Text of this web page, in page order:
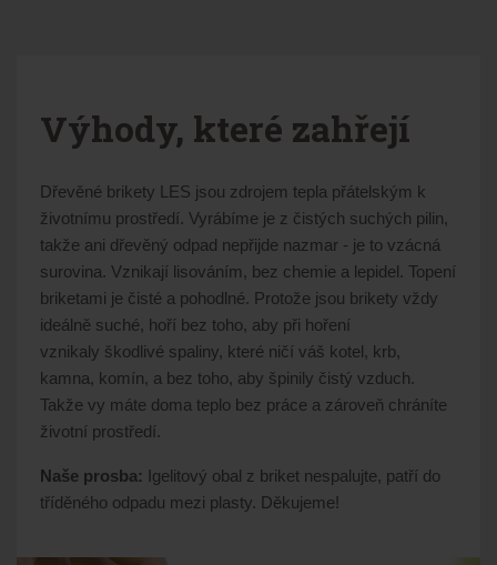
Výhody, které zahřejí
Dřevěné brikety LES jsou zdrojem tepla přátelským k
životnímu prostředí. Vyrábíme je z čistých suchých pilin,
takže ani dřevěný odpad nepřijde nazmar - je to vzácná
surovina. Vznikají lisováním, bez chemie a lepidel. Topení
briketami je čisté a pohodlné. Protože jsou brikety vždy
ideálně suché, hoří bez toho, aby při hoření
vznikaly škodlivé spaliny, které ničí váš kotel, krb,
kamna, komín, a bez toho, aby špinily čistý vzduch.
Takže vy máte doma teplo bez práce a zároveň chráníte
životní prostředí.
Naše prosba:
Igelitový obal z briket nespalujte, patří do
tříděného odpadu mezi plasty. Děkujeme!